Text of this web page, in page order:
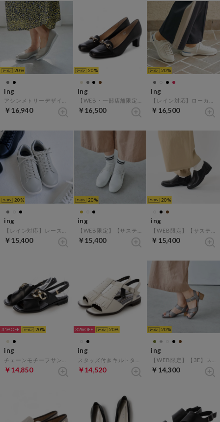
20
ing
￥16,940
20
ing
￥16,500
20
ing
￥16,500
20
ing
￥15,400
20
ing
￥15,400
20
ing
￥15,400
31% 20
ing
￥14,850
32% 20
ing
￥14,520
20
ing
￥14,300